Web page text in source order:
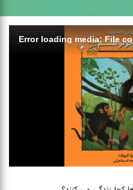
Error loading media: File